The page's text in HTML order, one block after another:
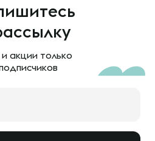
акции только